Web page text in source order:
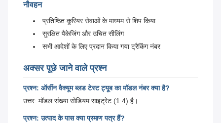
नौवहन
प्रतिष्ठित कूरियर सेवाओं के माध्यम से शिप किया
सुरक्षित पैकेजिंग और उचित सीलिंग
सभी आदेशों के लिए प्रदान किया गया ट्रैकिंग नंबर
अक्सर पूछे जाने वाले प्रश्न
प्रश्न: ऑर्सीन वैक्यूम ब्लड टेस्ट ट्यूब का मॉडल नंबर क्या है?
उत्तर: मॉडल संख्या सोडियम साइट्रेट (1:4) है।
प्रश्न: उत्पाद के पास क्या प्रमाण पत्र हैं?